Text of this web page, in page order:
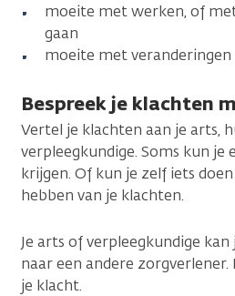
moeite met werken, of
gaan
moeite met veranderingen
Bespreek je klachten
Vertel je klachten aan je arts,
verpleegkundige. Soms kun je
krijgen. Of kun je zelf iets
hebben van je klachten.
Je arts of verpleegkundige
naar een andere
je klacht.